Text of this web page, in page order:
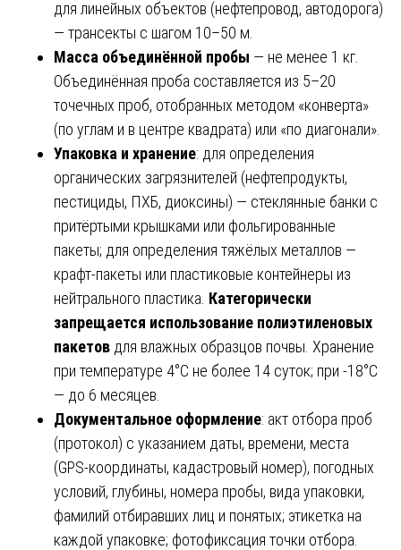
для линейных объектов (нефтепровод, автодорога)
— трансекты с шагом 10–50 м.
Масса объединённой пробы — не менее 1 кг.
Объединённая проба составляется из 5–20
точечных проб, отобранных методом «конверта»
(по углам и в центре квадрата) или «по диагонали».
Упаковка и хранение: для определения
органических загрязнителей (нефтепродукты,
пестициды, ПХБ, диоксины) — стеклянные банки с
притёртыми крышками или фольгированные
пакеты; для определения тяжёлых металлов —
крафт-пакеты или пластиковые контейнеры из
нейтрального пластика. Категорически
запрещается использование полиэтиленовых
пакетов для влажных образцов почвы. Хранение
при температуре 4°C не более 14 суток; при -18°C
— до 6 месяцев.
Документальное оформление: акт отбора проб
(протокол) с указанием даты, времени, места
(GPS-координаты, кадастровый номер), погодных
условий, глубины, номера пробы, вида упаковки,
фамилий отбиравших лиц и понятых; этикетка на
каждой упаковке; фотофиксация точки отбора.